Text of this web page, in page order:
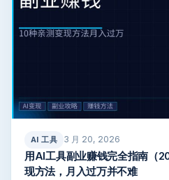
AI 工具 3 月 20, 2026
用AI工具副业赚钱完全指南（
现方法，月入过万并不难